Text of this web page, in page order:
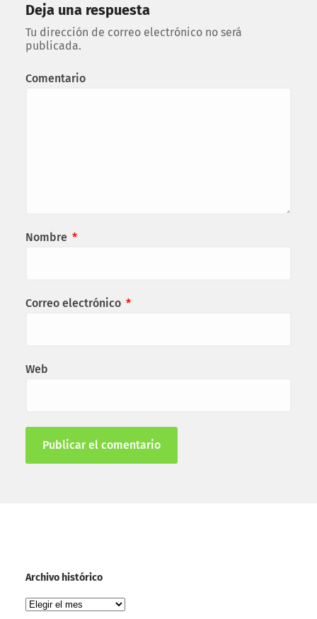
Deja una respuesta
Tu dirección de correo electrónico no será
publicada.
Comentario
Nombre *
Correo electrónico *
Web
Archivo histórico
Archivo